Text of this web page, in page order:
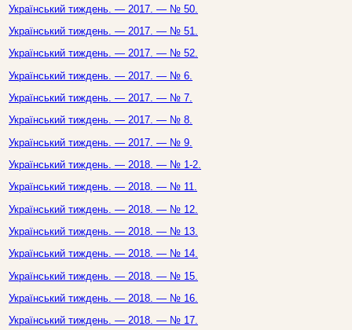
Український тиждень. — 2017. — № 50.
Український тиждень. — 2017. — № 51.
Український тиждень. — 2017. — № 52.
Український тиждень. — 2017. — № 6.
Український тиждень. — 2017. — № 7.
Український тиждень. — 2017. — № 8.
Український тиждень. — 2017. — № 9.
Український тиждень. — 2018. — № 1-2.
Український тиждень. — 2018. — № 11.
Український тиждень. — 2018. — № 12.
Український тиждень. — 2018. — № 13.
Український тиждень. — 2018. — № 14.
Український тиждень. — 2018. — № 15.
Український тиждень. — 2018. — № 16.
Український тиждень. — 2018. — № 17.